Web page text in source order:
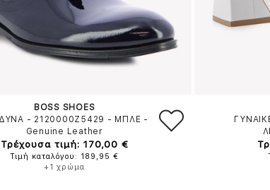
BOSS SHOES
- 2120000Z5429 - ΜΠΛΕ -
Genuine Leather
Τρέχουσα τιμή: 170,00 €
Τιμή καταλόγου: 189,95 €
+1 χρώμα